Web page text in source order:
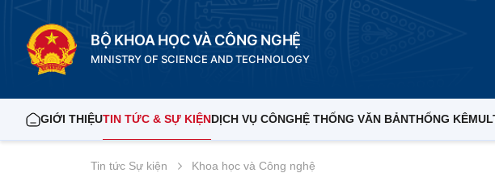
BỘ KHOA HỌC VÀ CÔNG NGHỆ
MINISTRY OF SCIENCE AND TECHNOLOGY
GIỚI THIỆUTIN TỨC & SỰ KIỆNDỊCH VỤ CÔNGHỆ THỐNG VĂN BẢNTHỐNG KÊ
Tin tức Sự kiện Khoa học và Công nghệ